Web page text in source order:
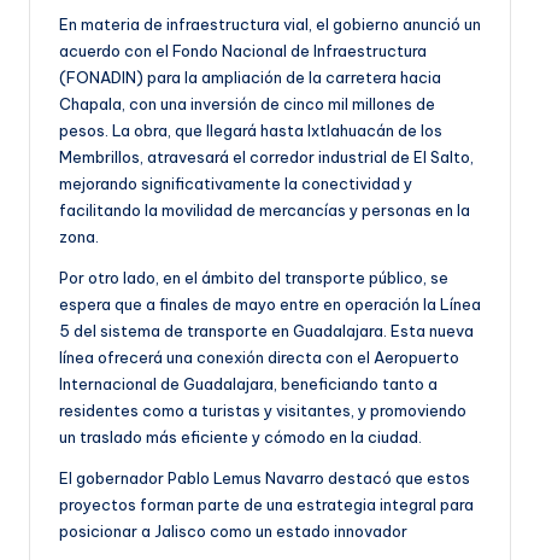
En materia de infraestructura vial, el gobierno anunció un
acuerdo con el Fondo Nacional de Infraestructura
(FONADIN) para la ampliación de la carretera hacia
Chapala, con una inversión de cinco mil millones de
pesos. La obra, que llegará hasta Ixtlahuacán de los
Membrillos, atravesará el corredor industrial de El Salto,
mejorando significativamente la conectividad y
facilitando la movilidad de mercancías y personas en la
zona.
Por otro lado, en el ámbito del transporte público, se
espera que a finales de mayo entre en operación la Línea
5 del sistema de transporte en Guadalajara. Esta nueva
línea ofrecerá una conexión directa con el Aeropuerto
Internacional de Guadalajara, beneficiando tanto a
residentes como a turistas y visitantes, y promoviendo
un traslado más eficiente y cómodo en la ciudad.
El gobernador Pablo Lemus Navarro destacó que estos
proyectos forman parte de una estrategia integral para
posicionar a Jalisco como un estado innovador